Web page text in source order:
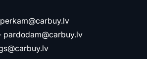
perkam@carbuy.lv
pardodam@carbuy.lv